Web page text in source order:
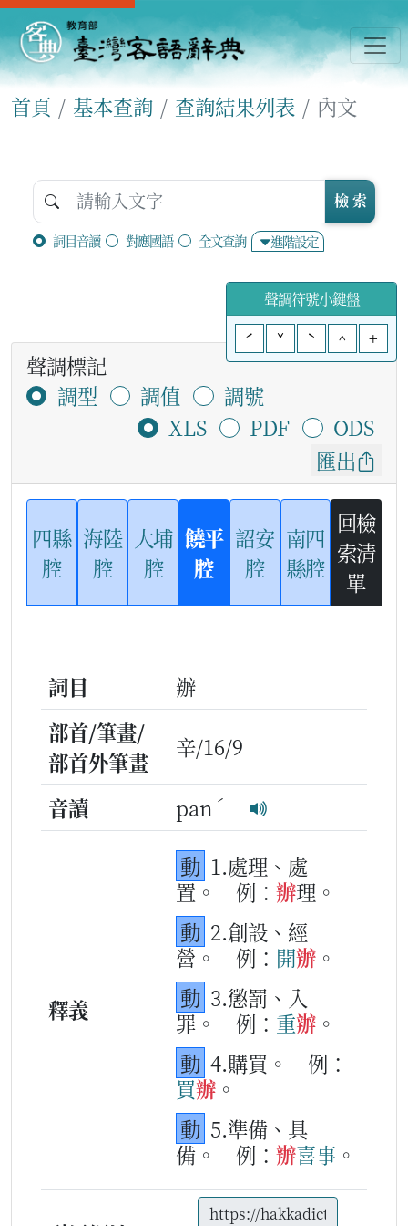
首頁 基本查詢 查詢結果列表 內文
詞目音讀 對應國語 全文查詢 進階設定
檢 索
聲調符號小鍵盤
ˊ
ˇ ˋ ^ +
聲調標記
調型
調值
調號
XLS
PDF
ODS
匯出
四縣
腔
海陸
腔
大埔
腔
饒平
腔
詔安
腔
南四
縣腔
回檢
索清
單
詞目
辦
部首/筆畫/
部首外筆畫
辛/16/9
音讀 pan ˊ
釋義
動 1.處理、處
置。
例： 辦理。
動 2.創設、經
營。
例： 開辦 。
動 3.懲罰、入
罪。
例： 重辦 。
動 4.購買。
例：
買辦 。
動 5.準備、具
備。
例： 辦喜事 。